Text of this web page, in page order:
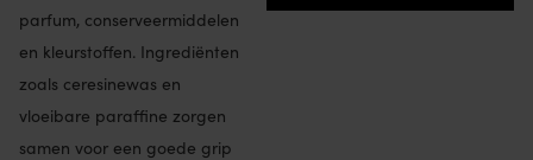
parfum, conserveermiddelen
en kleurstoffen. Ingrediënten
zoals ceresinewas en
vloeibare paraffine zorgen
samen voor een goede grip